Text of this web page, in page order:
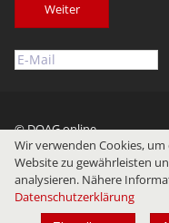
Weiter
© DOAG online
Impressum
Datenschutz
Wir verwenden Cookies,
Website zu gewährleisten
analysieren. Nähere
Datenschutzerklärung